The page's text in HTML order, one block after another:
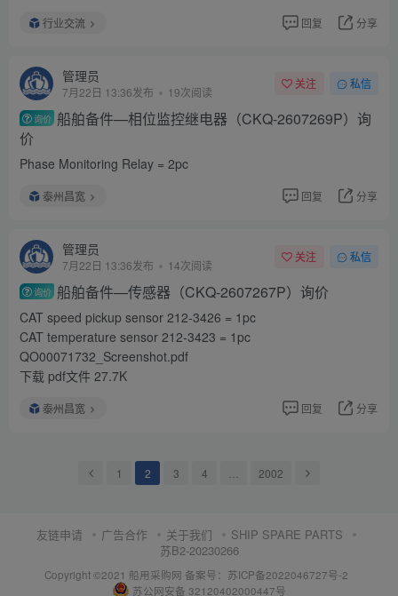
行业交流 回复 分享
管理员
7月22日 13:36发布 19次阅读
关注 私信
询价 船舶备件—相位监控继电器（CKQ-2607269P）询
价
Phase Monitoring Relay = 2pc
泰州昌宽 回复 分享
管理员
7月22日 13:36发布 14次阅读
关注 私信
询价 船舶备件—传感器（CKQ-2607267P）询价
CAT speed pickup sensor 212-3426 = 1pc
CAT temperature sensor 212-3423 = 1pc
QO00071732_Screenshot.pdf
下载 pdf文件 27.7K
泰州昌宽 回复 分享
1 2 3 4 2002
友链申请 广告合作 关于我们
SHIP SPARE PARTS
苏B2-20230266
Copyright ©2021 船用采购网 备案号：苏ICP备2022046727号-2
苏公网安备 32120402000447号